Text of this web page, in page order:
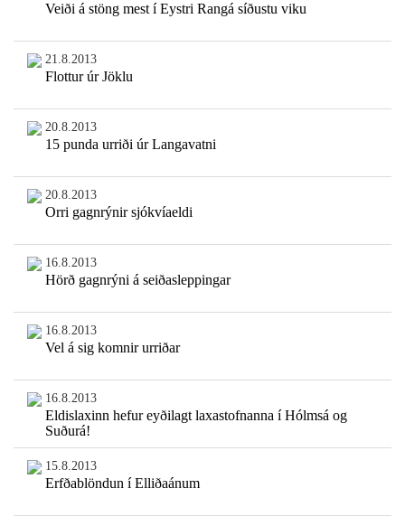
Veiði á stöng mest í Eystri Rangá síðustu viku
21.8.2013
Flottur úr Jöklu
20.8.2013
15 punda urriði úr Langavatni
20.8.2013
Orri gagnrýnir sjókvíaeldi
16.8.2013
Hörð gagnrýni á seiðasleppingar
16.8.2013
Vel á sig komnir urriðar
16.8.2013
Eldislaxinn hefur eyðilagt laxastofnanna í Hólmsá og
Suðurá!
15.8.2013
Erfðablöndun í Elliðaánum